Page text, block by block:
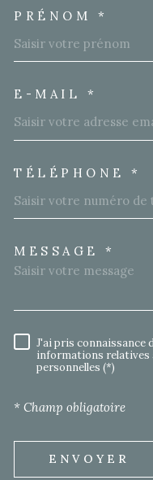
PRÉNOM *
E-MAIL *
TÉLÉPHONE *
MESSAGE *
J'ai pris connaissance
informations relatives
personnelles (*)
* Champ obligatoire
ENVOYER